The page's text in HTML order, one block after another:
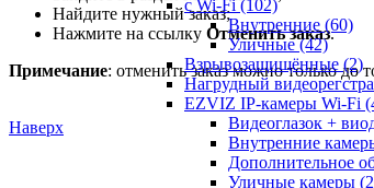
с Wi-Fi(102)
Внутренние (60)
Уличные(42)
Взрывозащищённые (2)
Нагрудный
EZVIZ IP-камеры Wi-Fi
Видеоглазок +
Внутренние
Дополнительное
Уличные камеры
Найдите нужный заказ;
Нажмите на ссылку Отменить заказ.
Примечание: отменить заказ можно только до
Наверх